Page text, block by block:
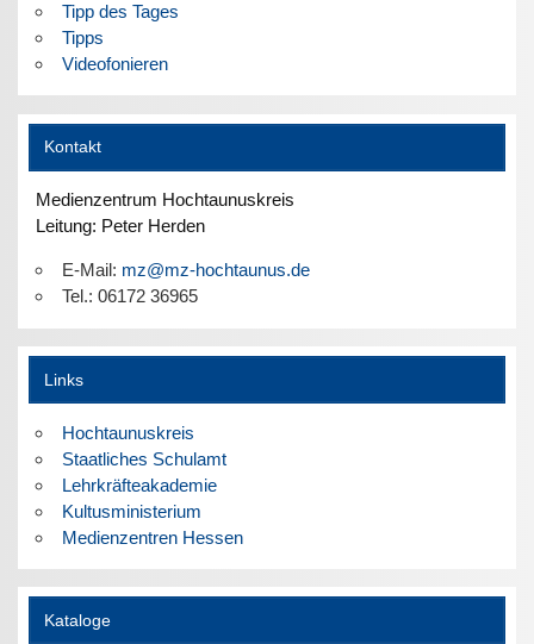
Tipp des Tages
Tipps
Videofonieren
Kontakt
Medienzentrum Hochtaunuskreis
Leitung: Peter Herden
E-Mail: mz@mz-hochtaunus.de
Tel.: 06172 36965
Links
Hochtaunuskreis
Staatliches Schulamt
Lehrkräfteakademie
Kultusministerium
Medienzentren Hessen
Kataloge